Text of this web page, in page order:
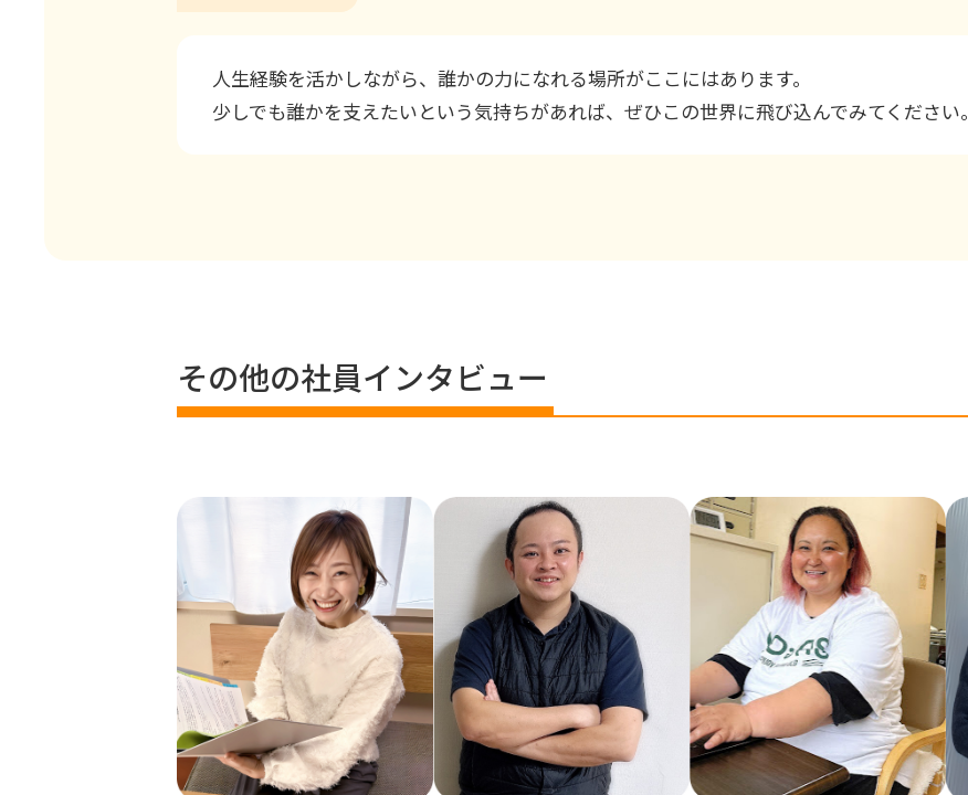
人生経験を活かしながら、誰かの力になれる場所がここにはあります。
少しでも誰かを支えたいという気持ちがあれば、ぜひこの世界に飛び込んでみてください。
その他の社員インタビュー